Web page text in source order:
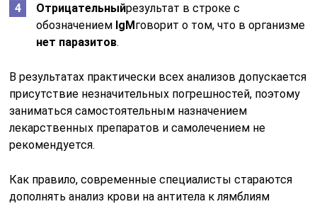
Отрицательныйрезультат в строке с
обозначением IgMговорит о том, что в организме
нет паразитов.
В результатах практически всех анализов допускается
присутствие незначительных погрешностей, поэтому
заниматься самостоятельным назначением
лекарственных препаратов и самолечением не
рекомендуется.
Как правило, современные специалисты стараются
дополнять анализ крови на антитела к лямблиям